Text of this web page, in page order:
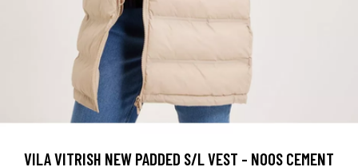
VILA VITRISH NEW PADDED S/L VEST - NOOS CEMENT